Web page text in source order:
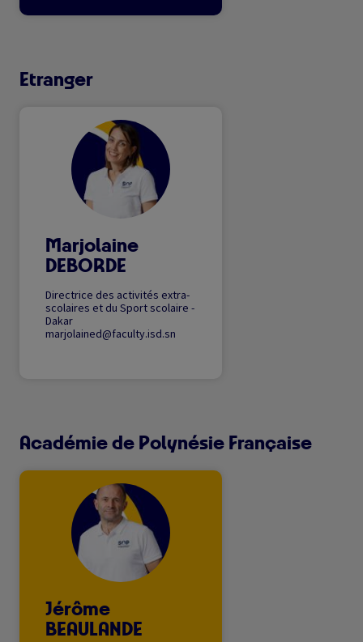
Etranger
Image
Marjolaine
DEBORDE
Directrice des activités extra-
scolaires et du Sport scolaire -
Dakar
marjolained@faculty.isd.sn
Académie de Polynésie Française
Image
Jérôme
BEAULANDE